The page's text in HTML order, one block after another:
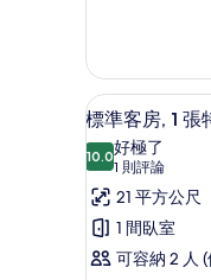
露
台,
泳
池
景
觀
的
張
單
人
床,
露
台,
泳
池
景
觀
顯
示
標
準
客
房,
4
標準客房, 1
10.010.0 分，滿分 10
好極了
1 則評論
(1
則
評
論)
21 平方公尺
1 間臥室
可容納 2 人